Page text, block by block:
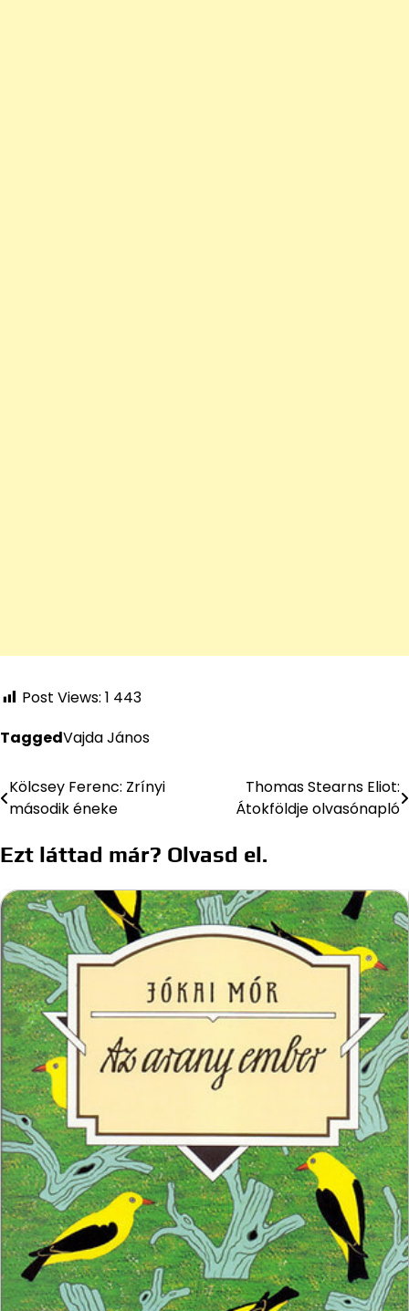
Post Views: 1 443
TaggedVajda János
Bejegyzés
Kölcsey Ferenc: Zrínyi
második éneke
Thomas Stearns Eliot:
Átokföldje olvasónapló
Ezt láttad már? Olvasd el.